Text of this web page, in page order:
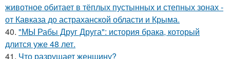
животное обитает в тёплых пустынных и степных зонах -
от Кавказа до астраханской области и Крыма.
40. "МЫ Рабы Друг Друга": история брака, который
длится уже 48 лет.
41. Что разрушает женщину?